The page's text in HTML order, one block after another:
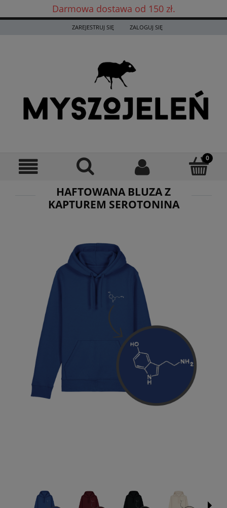
Darmowa dostawa od 150 zł.
Darmowa dostawa już od 150 zł! ✨
ZAREJESTRUJ SIĘ ZALOGUJ SIĘ
HAFTOWANA BLUZA Z
KAPTUREM SEROTONINA